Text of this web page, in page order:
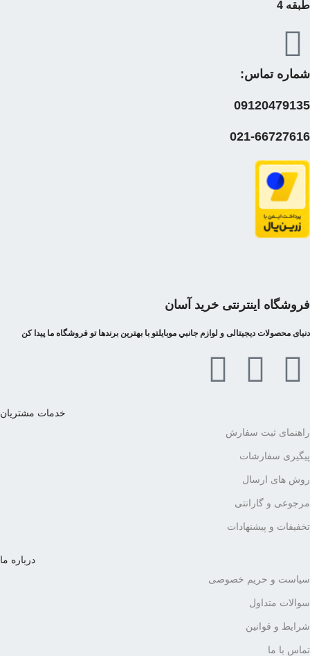
طبقه 4
شماره تماس:
09120479135
021-66727616
فروشگاه اینترنتی خرید آسان
دنیای محصولات دیجیتالی و لوازم جانبي موبایلتو با بهترین برندها تو فروشگاه ما پیدا کن
خدمات مشتریان
راهنمای ثبت سفارش
پیگیری سفارشات
روش های ارسال
مرجوعی و گارانتی
تخفیفات و پیشنهادات
درباره ما
سیاست و حریم خصوصی
سوالات متداول
شرایط و قوانین
تماس با ما